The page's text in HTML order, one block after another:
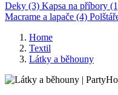
Deky (3) Kapsa na příbory
Macrame a lapače (4)
Home
Textil
Látky a běhouny